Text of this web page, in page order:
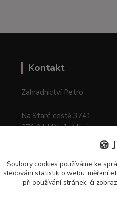
Kontakt
Zahradnictví Petro
Na Staré cestě 3741
276 01 Mělník–Mlazice
🍪
Soubory cookies používáme ke
sledování statistik o webu, měření
při používání stránek, či